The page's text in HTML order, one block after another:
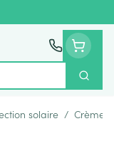
solaire / Crèmes